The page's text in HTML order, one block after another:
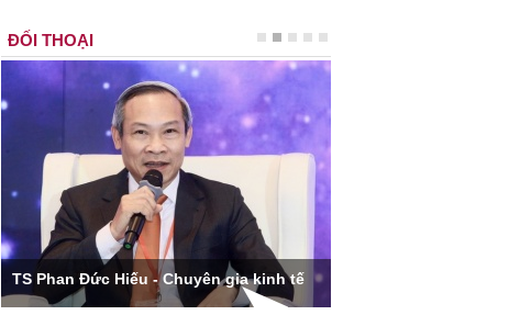
ĐỐI THOẠI
TS Phan Đức Hiếu - Chuyên gia kinh tế